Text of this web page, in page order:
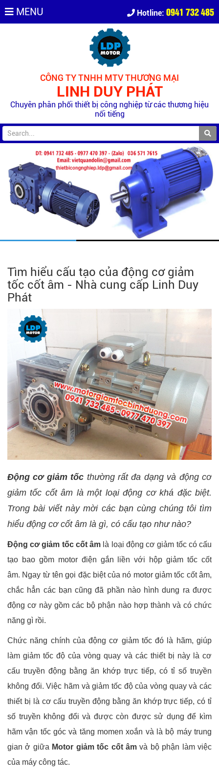
MENU Hotline: 0941 732 485
CÔNG TY TNHH MTV THƯƠNG MẠI
LINH DUY PHÁT
Chuyên phân phối thiết bị công nghiệp từ các thương hiệu
nổi tiếng
Tìm hiểu cấu tạo của động cơ giảm
tốc cốt âm - Nhà cung cấp Linh Duy
Phát
Động cơ giảm tốc thường rất đa dạng và động cơ
giảm tốc cốt âm là một loại động cơ khá đặc biệt.
Trong bài viết này mời các bạn cùng chúng tôi tìm
hiểu động cơ cốt âm là gì, có cấu tạo như nào?
Động cơ giảm tốc cốt âm là loại động cơ giảm tốc có cấu
tạo bao gồm motor điện gắn liền với hộp giảm tốc cốt
âm. Ngay từ tên gọi đặc biệt của nó motor giảm tốc cốt âm,
chắc hẳn các bạn cũng đã phần nào hình dung ra được
động cơ này gồm các bộ phận nào hợp thành và có chức
năng gì rồi.
Chức năng chính của động cơ giảm tốc đó là hãm, giúp
làm giảm tốc độ của vòng quay và các thiết bị này là cơ
cấu truyền động bằng ăn khớp trực tiếp, có tỉ số truyền
không đổi.Việc hãm và giảm tốc độ của vòng quay và các
thiết bị là cơ cấu truyền động bằng ăn khớp trực tiếp, có tỉ
số truyền không đổi và được còn được sử dụng để kìm
hãm vận tốc góc và tăng momen xoắn và là bộ máy trung
gian ở giữa Motor giảm tốc cốt âmvà bộ phận làm việc
của máy công tác.